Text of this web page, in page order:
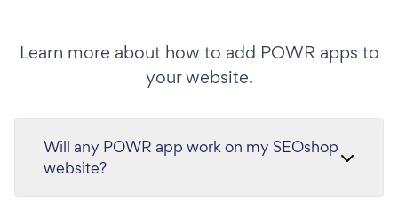
Learn more about how to add POWR apps to
your website.
Will any POWR app work on my SEOshop
website?